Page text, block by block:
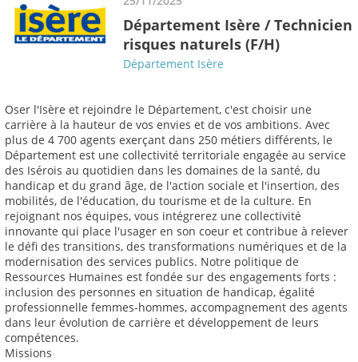
Département Isère / Technicien
risques naturels (F/H)
Département Isère
Oser l'Isère et rejoindre le Département, c'est choisir une
carrière à la hauteur de vos envies et de vos ambitions. Avec
plus de 4 700 agents exerçant dans 250 métiers différents, le
Département est une collectivité territoriale engagée au service
des Isérois au quotidien dans les domaines de la santé, du
handicap et du grand âge, de l'action sociale et l'insertion, des
mobilités, de l'éducation, du tourisme et de la culture. En
rejoignant nos équipes, vous intégrerez une collectivité
innovante qui place l'usager en son coeur et contribue à relever
le défi des transitions, des transformations numériques et de la
modernisation des services publics. Notre politique de
Ressources Humaines est fondée sur des engagements forts :
inclusion des personnes en situation de handicap, égalité
professionnelle femmes-hommes, accompagnement des agents
dans leur évolution de carrière et développement de leurs
compétences.
Missions